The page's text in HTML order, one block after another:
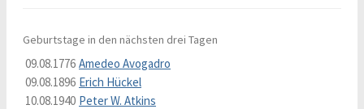
Geburtstage in den nächsten drei Tagen
09.08.1776 Amedeo Avogadro
09.08.1896 Erich Hückel
10.08.1940 Peter W. Atkins